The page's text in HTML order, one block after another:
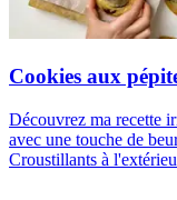
Cookies aux
Découvrez ma recette
avec une touche de
Croustillants à